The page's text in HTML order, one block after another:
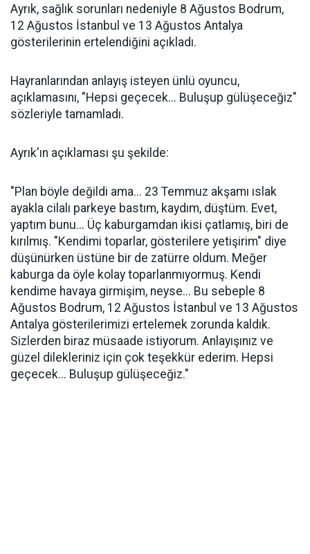
Ayrık, sağlık sorunları nedeniyle 8 Ağustos Bodrum,
12 Ağustos İstanbul ve 13 Ağustos Antalya
gösterilerinin ertelendiğini açıkladı.
Hayranlarından anlayış isteyen ünlü oyuncu,
açıklamasını, "Hepsi geçecek... Buluşup gülüşeceğiz"
sözleriyle tamamladı.
Ayrık'ın açıklaması şu şekilde:
"Plan böyle değildi ama... 23 Temmuz akşamı ıslak
ayakla cilalı parkeye bastım, kaydım, düştüm. Evet,
yaptım bunu... Üç kaburgamdan ikisi çatlamış, biri de
kırılmış. "Kendimi toparlar, gösterilere yetişirim" diye
düşünürken üstüne bir de zatürre oldum. Meğer
kaburga da öyle kolay toparlanmıyormuş. Kendi
kendime havaya girmişim, neyse... Bu sebeple 8
Ağustos Bodrum, 12 Ağustos İstanbul ve 13 Ağustos
Antalya gösterilerimizi ertelemek zorunda kaldık.
Sizlerden biraz müsaade istiyorum. Anlayışınız ve
güzel dilekleriniz için çok teşekkür ederim. Hepsi
geçecek... Buluşup gülüşeceğiz."